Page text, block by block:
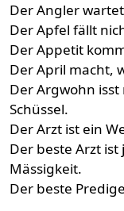
Der Angler
Der Apfel fällt
Der Appetit
Der April macht,
Der Argwohn
Schüssel.
Der Arzt ist ein
Der beste Arzt
Mässigkeit.
Der beste